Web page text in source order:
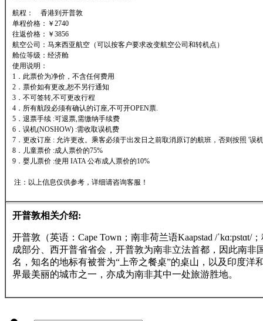
航程： 香港到开普敦
单程价格：￥2740
往返价格：￥3856
航空公司：马来西亚航空（可以按客户要求改变航空公司和转机点）
舱位等级：经济舱
使用说明：
1．此票价为净价，不含任何费用
2．票价如有更改,恕不另行通知
3．不可签转,不可更改行程
4．所有航段必须有确认的订座,不可开OPEN票.
5．退票手续 :可退票,需缴纳手续费
6．误机(NOSHOW) :需收取误机费
7．更改订座 : 允许更改。乘客必须于出发日之前取消原订的航班，否则按照 '误
8．儿童票价 :成人票价的75%
9．婴儿票价 :使用 IATA 公布成人票价的10%
注：以上信息仅供参考，详细请咨询客服！
开普敦相关介绍:
开普敦（英语：Cape Town；南非荷兰语Kaapstad /
成部分、西开普省省会，开普敦为南非立法首都，因此南
名，知名的地标有被誉为“上帝之餐桌”的桌山，以及印度
界最美丽的城市之一，亦成为南非其中一处旅游胜地。